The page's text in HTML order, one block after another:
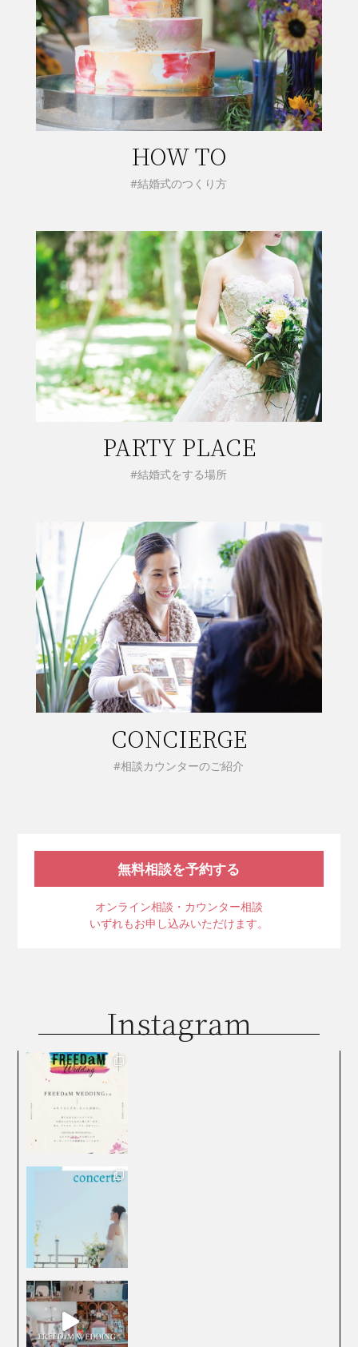
HOW TO
#結婚式のつくり方
PARTY PLACE
#結婚式をする場所
CONCIERGE
#相談カウンターのご紹介
無料相談を予約する
オンライン相談・カウンター相談
いずれもお申し込みいただけます。
Instagram